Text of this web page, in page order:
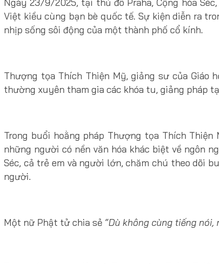
Việt kiều cùng bạn bè quốc tế. Sự kiện diễn ra
nhịp sống sôi động của một thành phố cổ kính.
Thượng tọa Thích Thiện Mỹ, giảng sư của Giáo
thường xuyên tham gia các khóa tu, giảng pháp
Trong buổi hoằng pháp Thượng tọa Thích
những người có nền văn hóa khác biệt về ngôn
Séc, cả trẻ em và người lớn, chăm chú theo dõi
người.
Một nữ Phật tử chia sẻ “Dù không cùng tiếng